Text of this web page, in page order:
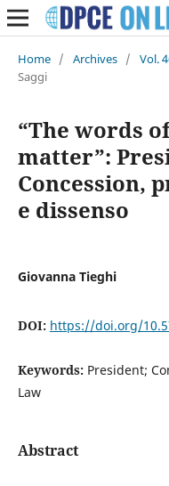
Home / Archives / Vol.
Saggi
“The words
matter”:
Concession,
e dissenso
Giovanna Tieghi
DOI: https://doi.org/
Keywords: President;
Law
Abstract